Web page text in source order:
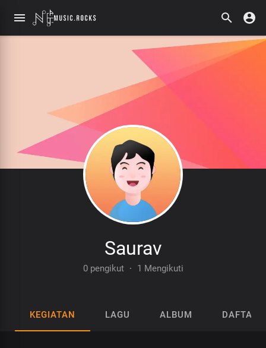
Saurav
0 pengikut · 1 Mengikuti
KEGIATAN LAGU ALBUM DAFTAR